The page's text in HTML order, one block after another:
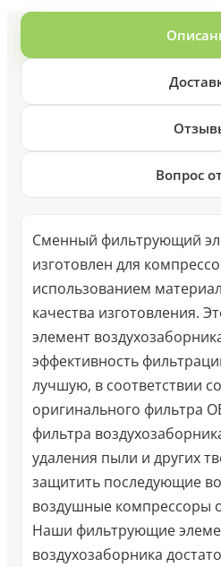
Вопрос
Сменный фильтрующий
изготовлен для
использованием
качества изготовления.
элемент
эффективность
лучшую, в соответствии
оригинального фильтра
фильтра
удаления пыли и других
защитить последующие
воздушные компрессоры
Наши фильтрующие
воздухозаборника